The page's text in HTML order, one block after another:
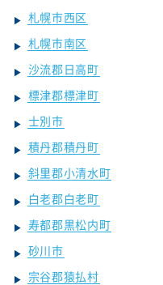
札幌市西区
札幌市南区
沙流郡日高町
標津郡標津町
士別市
積丹郡積丹町
斜里郡小清水町
白老郡白老町
寿都郡黒松内町
砂川市
宗谷郡猿払村